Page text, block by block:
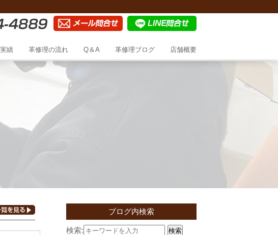
績 革修理の流れ Q＆A 革修理ブログ 店舗概要
ブログ内検索
検索: 検索